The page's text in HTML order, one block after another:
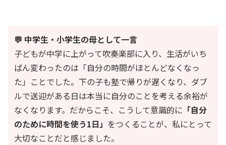
💬 中学生・小学生の母として一言
子どもが中学に上がって吹奏楽部に入り、生活がいち
ばん変わったのは「自分の時間がほとんどなくなっ
た」ことでした。下の子も塾で帰りが遅くなり、ダブ
ルで送迎がある日は本当に自分のことを考える余裕が
なくなります。だからこそ、こうして意識的に 「自分
のために時間を使う1日」 をつくることが、私にとって
大切なことだと感じました。